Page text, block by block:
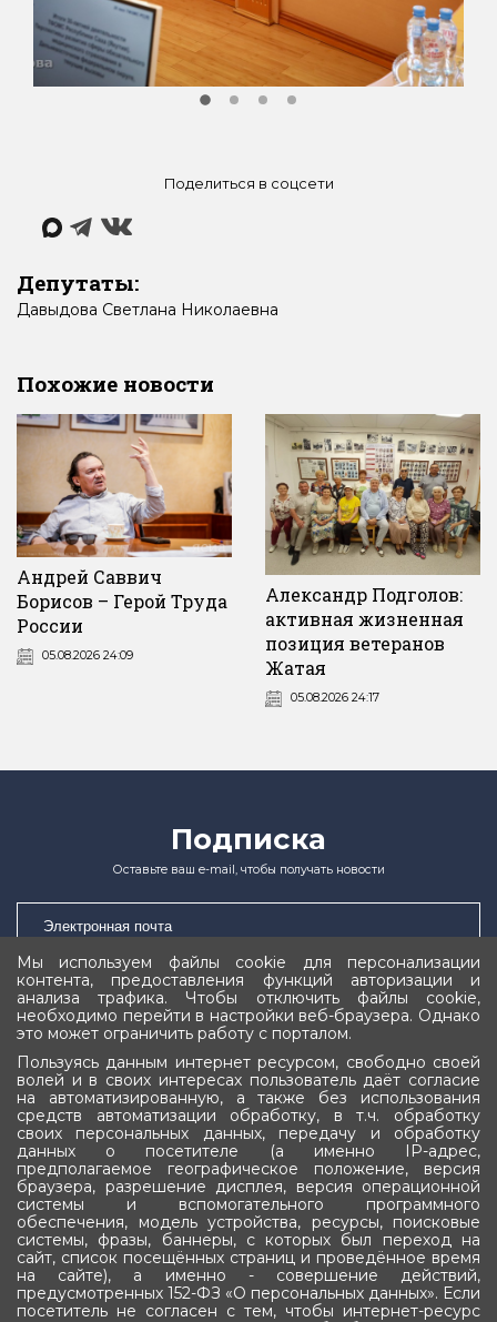
Поделиться в соцсети
Депутаты:
Давыдова Светлана Николаевна
Похожие новости
Андрей Саввич
Борисов – Герой Труда
России
05.08.2026 24:09
Александр Подголов:
активная жизненная
позиция ветеранов
Жатая
05.08.2026 24:17
Подписка
Оставьте ваш e-mail, чтобы получать новости
Подписаться
Государственное Собрание (Ил Тумэн)
Республики Саха (Якутия)
Мы используем файлы cookie для персонализации
контента, предоставления функций авторизации и
анализа трафика. Чтобы отключить файлы cookie,
необходимо перейти в настройки веб-браузера. Однако
это может ограничить работу с порталом.
Пользуясь данным интернет ресурсом, свободно своей
волей и в своих интересах пользователь даёт согласие
на автоматизированную, а также без использования
средств автоматизации обработку, в т.ч. обработку
своих персональных данных, передачу и обработку
данных о посетителе (а именно IP-адрес,
предполагаемое географическое положение, версия
браузера, разрешение дисплея, версия операционной
системы и вспомогательного программного
обеспечения, модель устройства, ресурсы, поисковые
системы, фразы, баннеры, с которых был переход на
сайт, список посещённых страниц и проведённое время
на сайте), а именно - совершение действий,
предусмотренных 152-ФЗ «О персональных данных». Если
посетитель не согласен с тем, чтобы интернет-ресурс